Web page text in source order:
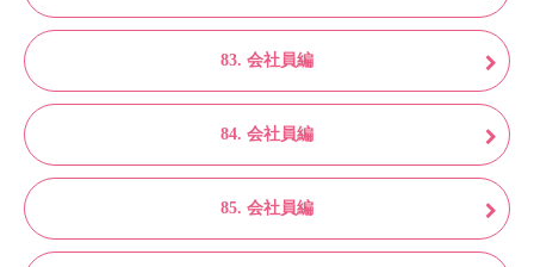
83. 会社員編
84. 会社員編
85. 会社員編